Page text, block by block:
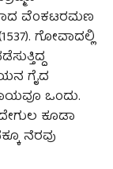
ವೆಂಕಟರಮಣ
ಗೋವಾದಲ್ಲಿ
ಗೈದ
ಒಂದು.
ಕೂಡಾ
ನೆರವು